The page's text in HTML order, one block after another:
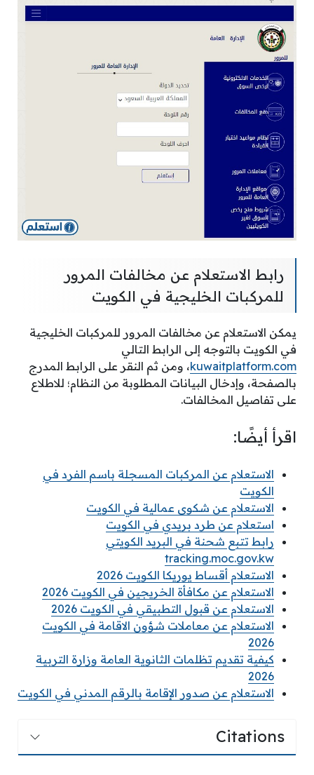
رابط الاستعلام عن مخالفات المرور
للمركبات الخليجية في الكويت
يمكن الاستعلام عن مخالفات المرور للمركبات الخليجية
في الكويت بالتوجه إلى الرابط التالي
kuwaitplatform.com، ومن ثم النقر على الرابط المدرج
بالصفحة، وإدخال البيانات المطلوبة من النظام؛ للاطلاع
على تفاصيل المخالفات.
اقرأ أيضًا:
الاستعلام عن المركبات المسجلة باسم الفرد في
الكويت
الاستعلام عن شكوى عمالية في الكويت
استعلام عن طرد بريدي في الكويت
رابط تتبع شحنة في البريد الكويتي
tracking.moc.gov.kw
الاستعلام أقساط يوريكا الكويت 2026
الاستعلام عن مكافأة الخريجين في الكويت 2026
الاستعلام عن قبول التطبيقي في الكويت 2026
الاستعلام عن معاملات شؤون الاقامة في الكويت
2026
كيفية تقديم تظلمات الثانوية العامة وزارة التربية
2026
الاستعلام عن صدور الإقامة بالرقم المدني في الكويت
Citations